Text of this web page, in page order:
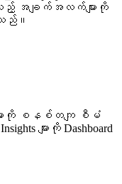
သည့် အချက်အလက်များကို
ည်။
ျားကို စနစ်တကျ စီမံ
များကို Dashboard